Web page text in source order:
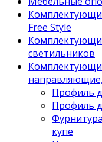
Free Style
светильников
Профиль
Профиль
купе